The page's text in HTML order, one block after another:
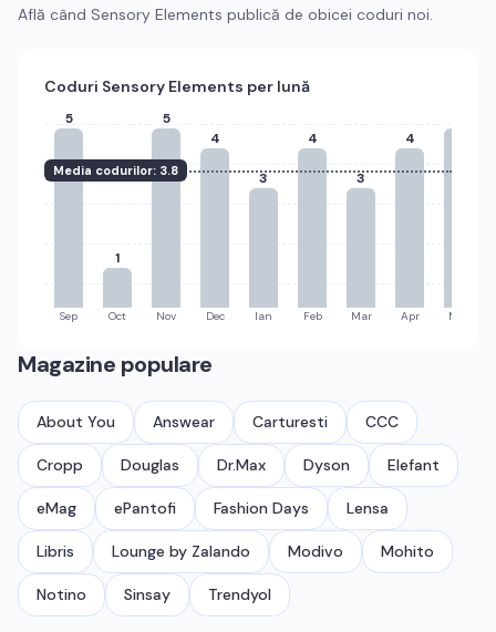
Află când Sensory Elements publică de obicei coduri noi.
Coduri Sensory Elements per lună
Media codurilor: 3.8
5
Sep
1
Oct
5
Nov
4
Dec
3
Ian
4
Feb
3
Mar
4
Apr Mai
Magazine populare
About You Answear Carturesti CCC
Cropp Douglas Dr.Max Dyson Elefant
eMag ePantofi Fashion Days Lensa
Libris Lounge by Zalando Modivo Mohito
Notino Sinsay Trendyol